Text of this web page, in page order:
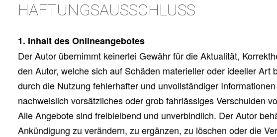
HAFTUNGSAUSSCHLUSS
1. Inhalt des Onlineangebotes
Der Autor übernimmt keinerlei Gewähr für die Aktualität,
den Autor, welche sich auf Schäden materieller oder ideeller
durch die Nutzung fehlerhafter und unvollständiger
nachweislich vorsätzliches oder grob fahrlässiges Verschulden
Alle Angebote sind freibleibend und unverbindlich. Der Autor
Ankündigung zu verändern, zu ergänzen, zu löschen oder die